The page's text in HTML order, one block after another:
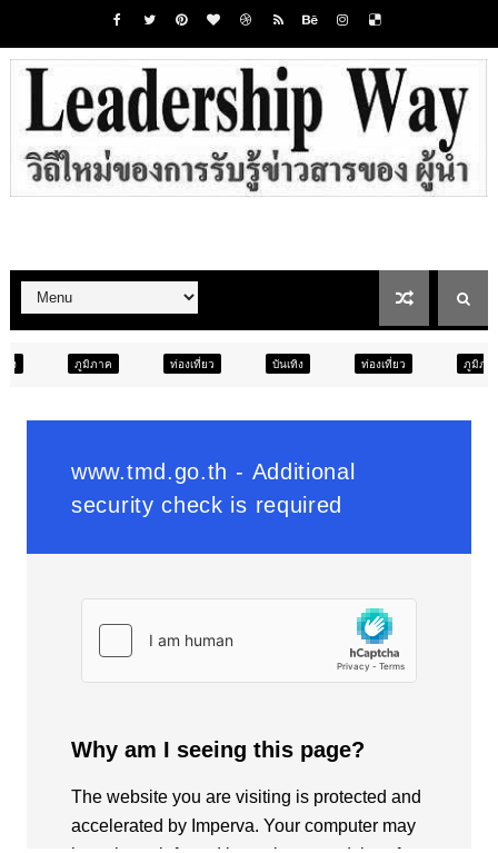
ท่องเที่ยว บันเทิง ท่องเที่ยว ภูมิภาค สังคม